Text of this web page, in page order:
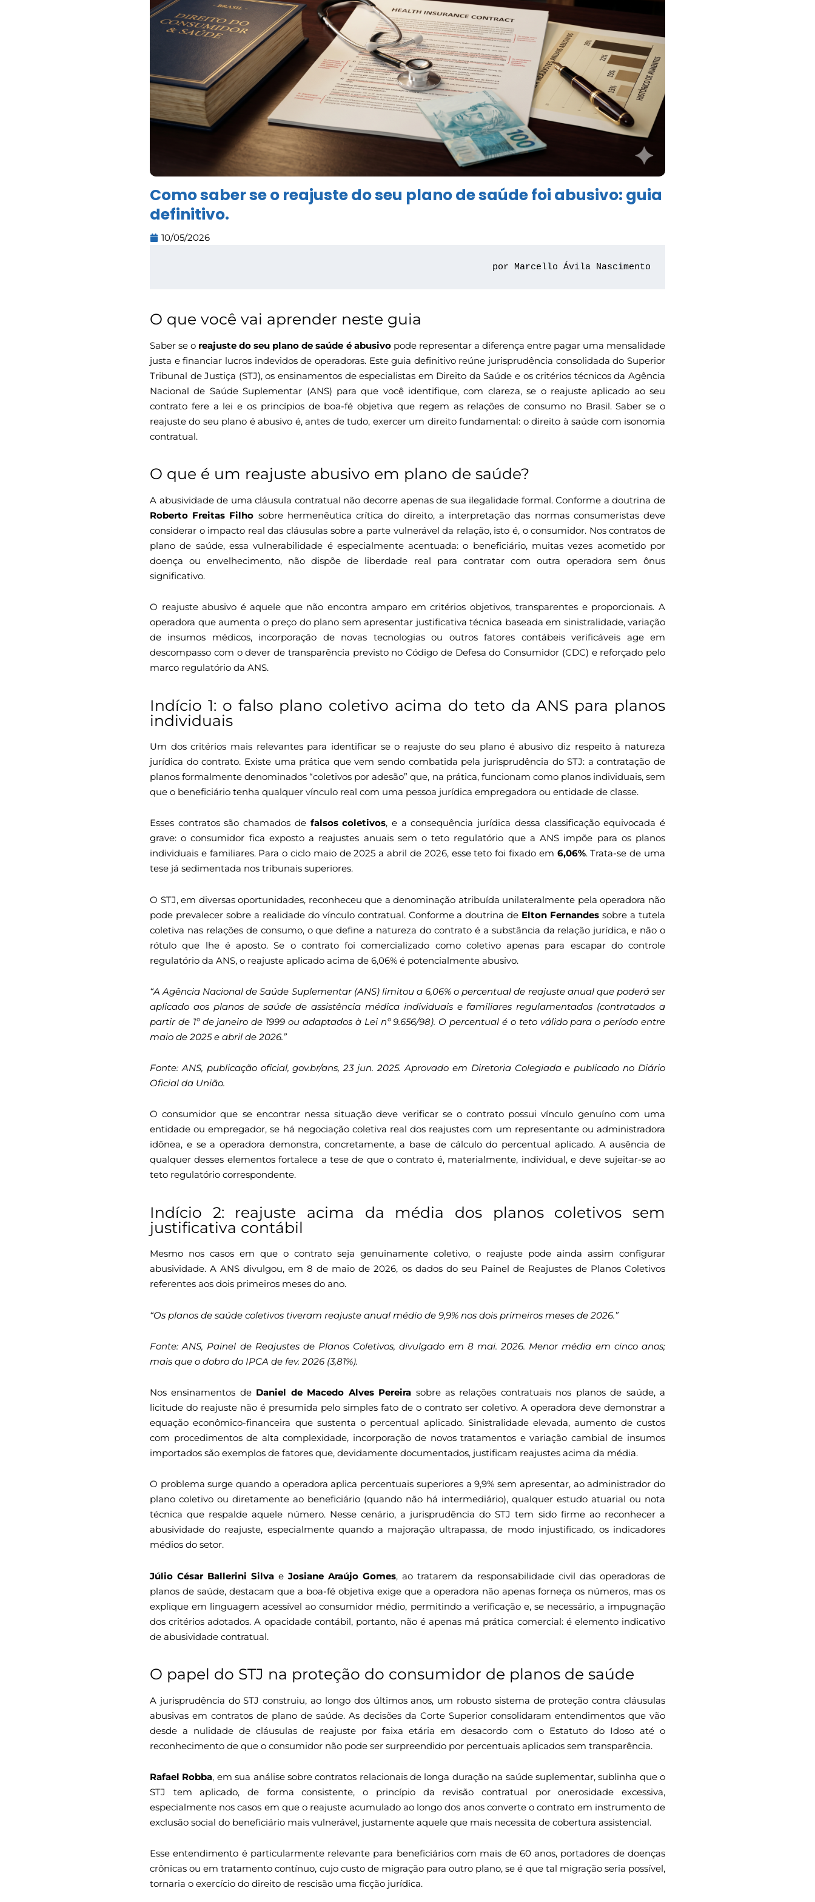
Como saber se o reajuste do seu plano de saúde foi abusivo: guia
definitivo.
10/05/2026
por Marcello Ávila Nascimento
O que você vai aprender neste guia
Saber se o reajuste do seu plano de saúde é abusivopode representar a diferença entre pagar uma mensalidade
justa e financiar lucros indevidos de operadoras. Este guia definitivo reúne jurisprudência consolidada do Superior
Tribunal de Justiça (STJ), os ensinamentos de especialistas em Direito da Saúde e os critérios técnicos da Agência
Nacional de Saúde Suplementar (ANS) para que você identifique, com clareza, se o reajuste aplicado ao seu
contrato fere a lei e os princípios de boa-fé objetiva que regem as relações de consumo no Brasil. Saber se o
reajuste do seu plano é abusivo é, antes de tudo, exercer um direito fundamental: o direito à saúde com isonomia
contratual.
O que é um reajuste abusivo em plano de saúde?
A abusividade de uma cláusula contratual não decorre apenas de sua ilegalidade formal. Conforme a doutrina de
Roberto Freitas Filho sobre hermenêutica crítica do direito, a interpretação das normas consumeristas deve
considerar o impacto real das cláusulas sobre a parte vulnerável da relação, isto é, o consumidor. Nos contratos de
plano de saúde, essa vulnerabilidade é especialmente acentuada: o beneficiário, muitas vezes acometido por
doença ou envelhecimento, não dispõe de liberdade real para contratar com outra operadora sem ônus
significativo.
O reajuste abusivo é aquele que não encontra amparo em critérios objetivos, transparentes e proporcionais. A
operadora que aumenta o preço do plano sem apresentar justificativa técnica baseada em sinistralidade, variação
de insumos médicos, incorporação de novas tecnologias ou outros fatores contábeis verificáveis age em
descompasso com o dever de transparência previsto no Código de Defesa do Consumidor (CDC) e reforçado pelo
marco regulatório da ANS.
Indício 1: o falso plano coletivo acima do teto da ANS para planos
individuais
Um dos critérios mais relevantes para identificar se o reajuste do seu plano é abusivo diz respeito à natureza
jurídica do contrato. Existe uma prática que vem sendo combatida pela jurisprudência do STJ: a contratação de
planos formalmente denominados “coletivos por adesão” que, na prática, funcionam como planos individuais, sem
que o beneficiário tenha qualquer vínculo real com uma pessoa jurídica empregadora ou entidade de classe.
Esses contratos são chamados de falsos coletivos, e a consequência jurídica dessa classificação equivocada é
grave: o consumidor fica exposto a reajustes anuais sem o teto regulatório que a ANS impõe para os planos
individuais e familiares. Para o ciclo maio de 2025 a abril de 2026, esse teto foi fixado em 6,06%. Trata-se de uma
tese já sedimentada nos tribunais superiores.
O STJ, em diversas oportunidades, reconheceu que a denominação atribuída unilateralmente pela operadora não
pode prevalecer sobre a realidade do vínculo contratual. Conforme a doutrina de Elton Fernandes sobre a tutela
coletiva nas relações de consumo, o que define a natureza do contrato é a substância da relação jurídica, e não o
rótulo que lhe é aposto. Se o contrato foi comercializado como coletivo apenas para escapar do controle
regulatório da ANS, o reajuste aplicado acima de 6,06% é potencialmente abusivo.
“A Agência Nacional de Saúde Suplementar (ANS) limitou a 6,06% o percentual de reajuste anual que poderá ser
aplicado aos planos de saúde de assistência médica individuais e familiares regulamentados (contratados a
partir de 1º de janeiro de 1999 ou adaptados à Lei nº 9.656/98). O percentual é o teto válido para o período entre
maio de 2025 e abril de 2026.”
Fonte: ANS, publicação oficial, gov.br/ans, 23 jun. 2025. Aprovado em Diretoria Colegiada e publicado no Diário
Oficial da União.
O consumidor que se encontrar nessa situação deve verificar se o contrato possui vínculo genuíno com uma
entidade ou empregador, se há negociação coletiva real dos reajustes com um representante ou administradora
idônea, e se a operadora demonstra, concretamente, a base de cálculo do percentual aplicado. A ausência de
qualquer desses elementos fortalece a tese de que o contrato é, materialmente, individual, e deve sujeitar-se ao
teto regulatório correspondente.
Indício 2: reajuste acima da média dos planos coletivos sem
justificativa contábil
Mesmo nos casos em que o contrato seja genuinamente coletivo, o reajuste pode ainda assim configurar
abusividade. A ANS divulgou, em 8 de maio de 2026, os dados do seu Painel de Reajustes de Planos Coletivos
referentes aos dois primeiros meses do ano.
“Os planos de saúde coletivos tiveram reajuste anual médio de 9,9% nos dois primeiros meses de 2026.”
Fonte: ANS, Painel de Reajustes de Planos Coletivos, divulgado em 8 mai. 2026. Menor média em cinco anos;
mais que o dobro do IPCA de fev. 2026 (3,81%).
Nos ensinamentos de Daniel de Macedo Alves Pereira sobre as relações contratuais nos planos de saúde, a
licitude do reajuste não é presumida pelo simples fato de o contrato ser coletivo. A operadora deve demonstrar a
equação econômico-financeira que sustenta o percentual aplicado. Sinistralidade elevada, aumento de custos
com procedimentos de alta complexidade, incorporação de novos tratamentos e variação cambial de insumos
importados são exemplos de fatores que, devidamente documentados, justificam reajustes acima da média.
O problema surge quando a operadora aplica percentuais superiores a 9,9% sem apresentar, ao administrador do
plano coletivo ou diretamente ao beneficiário (quando não há intermediário), qualquer estudo atuarial ou nota
técnica que respalde aquele número. Nesse cenário, a jurisprudência do STJ tem sido firme ao reconhecer a
abusividade do reajuste, especialmente quando a majoração ultrapassa, de modo injustificado, os indicadores
médios do setor.
Júlio César Ballerini Silva e Josiane Araújo Gomes, ao tratarem da responsabilidade civil das operadoras de
planos de saúde, destacam que a boa-fé objetiva exige que a operadora não apenas forneça os números, mas os
explique em linguagem acessível ao consumidor médio, permitindo a verificação e, se necessário, a impugnação
dos critérios adotados. A opacidade contábil, portanto, não é apenas má prática comercial: é elemento indicativo
de abusividade contratual.
O papel do STJ na proteção do consumidor de planos de saúde
A jurisprudência do STJ construiu, ao longo dos últimos anos, um robusto sistema de proteção contra cláusulas
abusivas em contratos de plano de saúde. As decisões da Corte Superior consolidaram entendimentos que vão
desde a nulidade de cláusulas de reajuste por faixa etária em desacordo com o Estatuto do Idoso até o
reconhecimento de que o consumidor não pode ser surpreendido por percentuais aplicados sem transparência.
Rafael Robba, em sua análise sobre contratos relacionais de longa duração na saúde suplementar, sublinha que o
STJ tem aplicado, de forma consistente, o princípio da revisão contratual por onerosidade excessiva,
especialmente nos casos em que o reajuste acumulado ao longo dos anos converte o contrato em instrumento de
exclusão social do beneficiário mais vulnerável, justamente aquele que mais necessita de cobertura assistencial.
Esse entendimento é particularmente relevante para beneficiários com mais de 60 anos, portadores de doenças
crônicas ou em tratamento contínuo, cujo custo de migração para outro plano, se é que tal migração seria possível,
tornaria o exercício do direito de rescisão uma ficção jurídica.